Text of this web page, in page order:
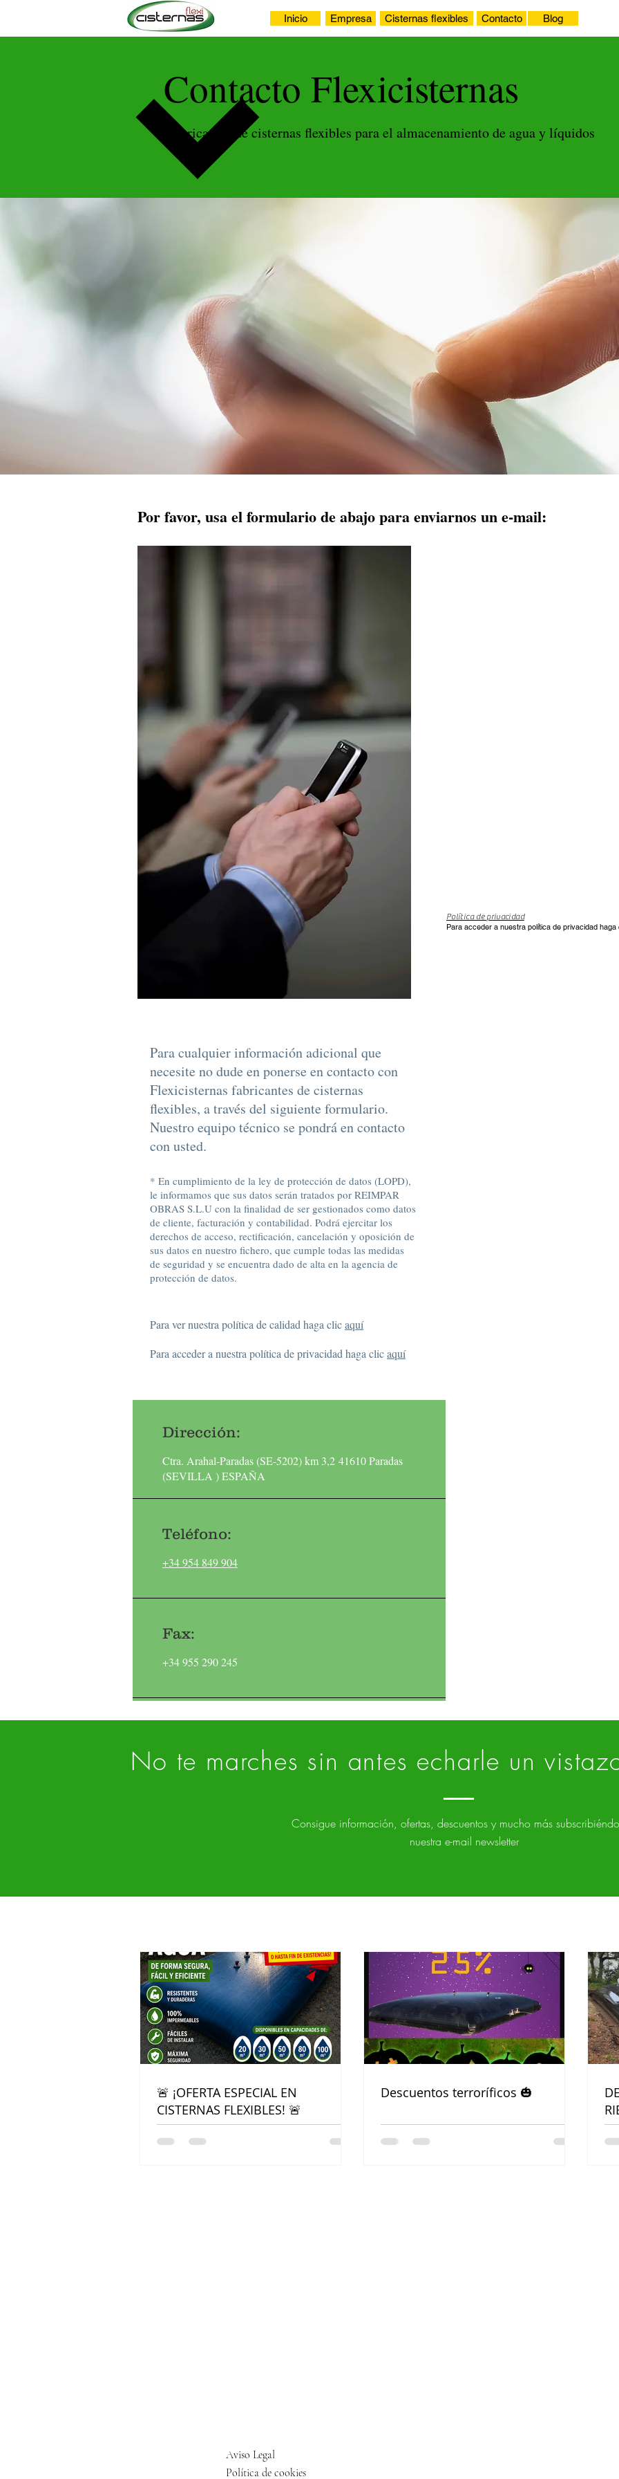
Inicio Empresa Cisternas flexibles Contacto Blog
Contacto Flexicisternas
Fabricantes de cisternas flexibles para el almacenamiento de agua y líquidos
Por favor, usa el formulario de abajo para enviarnos un e-mail:
Política de privacidad
Para acceder a nuestra política de privacidad haga
Para cualquier información adicional que
necesite no dude en ponerse en contacto con
Flexicisternas fabricantes de cisternas
flexibles, a través del siguiente formulario.
Nuestro equipo técnico se pondrá en contacto
con usted.
* En cumplimiento de la ley de protección de datos (LOPD),
le informamos que sus datos serán tratados por REIMPAR
OBRAS S.L.U con la finalidad de ser gestionados como datos
de cliente, facturación y contabilidad. Podrá ejercitar los
derechos de acceso, rectificación, cancelación y oposición de
sus datos en nuestro fichero, que cumple todas las medidas
de seguridad y se encuentra dado de alta en la agencia de
protección de datos.
Para ver nuestra política de calidad haga clicaquí
Para acceder a nuestra política de privacidad haga clicaquí
Dirección:
Ctra. Arahal-Paradas (SE-5202) km 3,2 41610 Paradas
(SEVILLA ) ESPAÑA
Teléfono:
+34 954 849 904
Fax:
+34 955 290 245
No te marches sin antes echarle un
Consigue información, ofertas, descuentos y mucho más
nuestra e-mail newsletter
🚨 ¡OFERTA ESPECIAL EN
CISTERNAS FLEXIBLES! 🚨
Descuentos terroríficos 🎃
Aviso Legal
Política de cookies